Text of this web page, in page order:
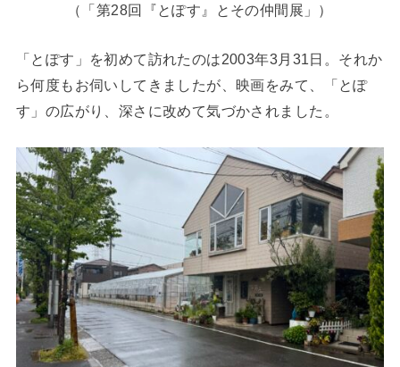
（「第28回『とぽす』とその仲間展」）
「とぽす」を初めて訪れたのは2003年3月31日。それか
ら何度もお伺いしてきましたが、映画をみて、「とぽ
す」の広がり、深さに改めて気づかされました。